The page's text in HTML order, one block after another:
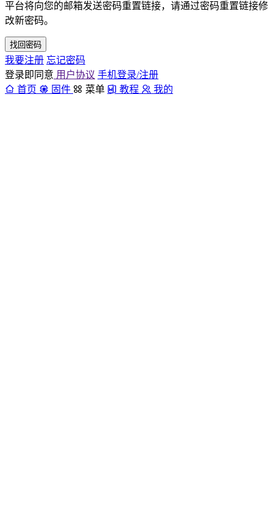
平台将向您的邮箱发送密码重置链接，请通过密码重置链接修
改新密码。
找回密码
我要注册 忘记密码
登录即同意 用户协议 手机登录/注册
首页
固件 菜单 教程 我的